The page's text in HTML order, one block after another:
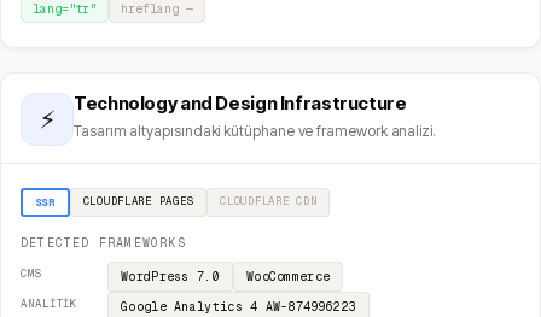
lang="tr" hreflang —
⚡
Technology and Design Infrastructure
Tasarım altyapısındaki kütüphane ve framework analizi.
SSR CLOUDFLARE PAGES CLOUDFLARE CDN
DETECTED FRAMEWORKS
CMS WordPress 7.0 WooCommerce
ANALITIK Google Analytics 4 AW-874996223